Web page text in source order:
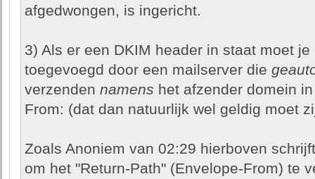
afgedwongen, is ingericht.
3) Als er een DKIM header in staat moet
toegevoegd door een mailserver die
verzenden namens het afzender domein
From: (dat dan natuurlijk wel geldig moet
Zoals Anoniem van 02:29 hierboven
om het "Return-Path" (Envelope-From) te